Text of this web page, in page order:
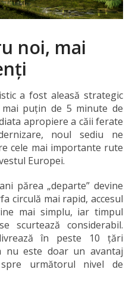
noi, mai
a fost aleasă strategic
puțin de 5 minute de
apropiere a căii ferate
noul sediu ne
cele mai importante rute
Europei.
părea „departe” devine
circulă mai rapid, accesul
mai simplu, iar timpul
scurtează considerabil.
în peste 10 țări
nu este doar un avantaj
următorul nivel de